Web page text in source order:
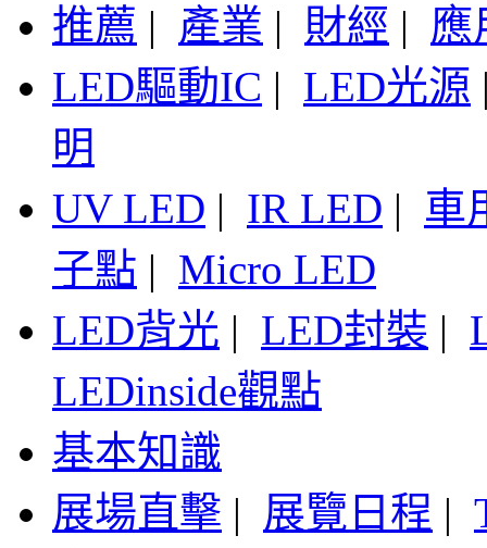
推薦 | 產業 | 財經 | 應
LED驅動IC | LED光源
明
UV LED | IR LED | 車
子點 | Micro LED
LED背光 | LED封裝 |
LEDinside觀點
基本知識
展場直擊 | 展覽日程 |